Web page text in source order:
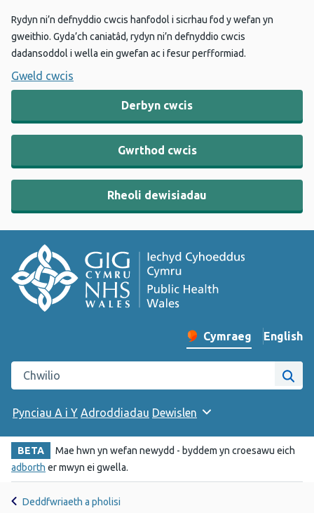
Rydyn ni’n defnyddio cwcis hanfodol i sicrhau fod y wefan yn
gweithio. Gyda’ch caniatâd, rydyn ni’n defnyddio cwcis
dadansoddol i wella ein gwefan ac i fesur perfformiad.
Gweld cwcis
Derbyn cwcis
Gwrthod cwcis
Rheoli dewisiadau
Newid iaith y wefan
Cymraeg English
–
Chwilio gwefan Iechyd Cyhoeddus Cymru
Pynciau A i Y Adroddiadau Dewislen
BETA
Mae hwn yn wefan newydd - byddem yn croesawu eich
adborth er mwyn ei gwella.
Deddfwriaeth a pholisi